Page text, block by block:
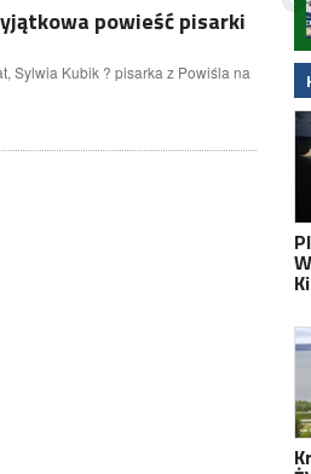
powieść pisarki
Sylwia Kubik ? pisarka z Powiśla na
do szpitala śmigłowcem LPR.